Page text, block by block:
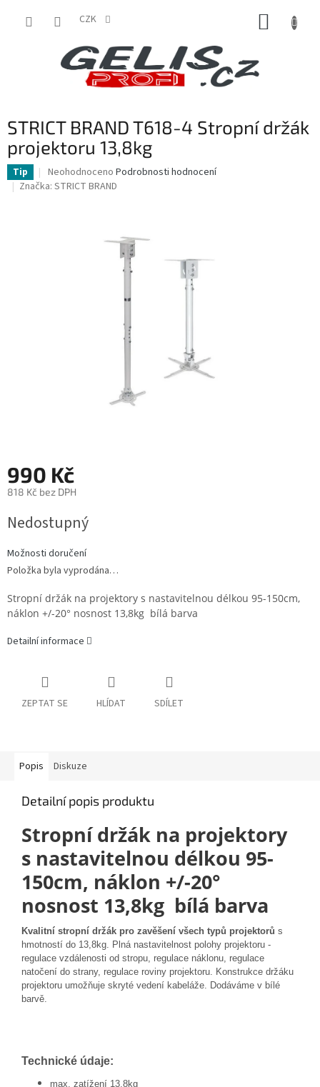
CZK
STRICT BRAND T618-4 Stropní držák
projektoru 13,8kg
Tip
Průměrné
hodnocení
Neohodnoceno Podrobnosti hodnocení
Značka: STRICT BRAND
990 Kč
818 Kč bez DPH
cena:
Nedostupný
Možnosti doručení
Položka byla vyprodána…
Stropní držák na projektory s nastavitelnou délkou 95-150cm,
náklon +/-20° nosnost 13,8kg bílá barva
Detailní informace
ZEPTAT SE HLÍDAT SDÍLET
Popis Diskuze
Detailní popis produktu
Stropní držák na projektory
s nastavitelnou délkou 95-
150cm, náklon +/-20°
nosnost 13,8kg bílá barva
Kvalitní stropní držák pro zavěšení všech typů projektorů s
hmotností do 13,8kg. Plná nastavitelnost polohy projektoru -
regulace vzdálenosti od stropu, regulace náklonu, regulace
natočení do strany, regulace roviny projektoru. Konstrukce držáku
projektoru umožňuje skryté vedení kabeláže. Dodáváme v bílé
barvě.
Technické údaje:
max. zatížení 13,8kg